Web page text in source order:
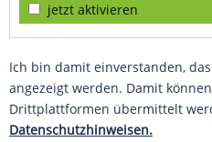
jetzt aktivieren
Ich bin damit einverstanden,
angezeigt werden. Damit
Drittplattformen übermittelt
Datenschutzhinweisen.